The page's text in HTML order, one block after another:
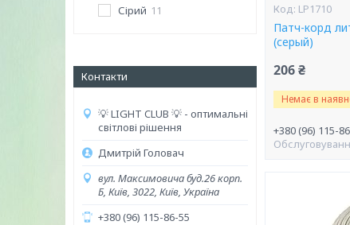
Сірий 11
Контакти
💡 LIGHT CLUB 💡 - оптимальні
світлові рішення
Дмитрій Головач
вул. Максимовича буд.26 корп.
Б, Київ, 3022, Київ, Україна
+380 (96) 115-86-55
LP1710
Патч-корд
(серый)
206 ₴
Немає в
+380 (96) 115-